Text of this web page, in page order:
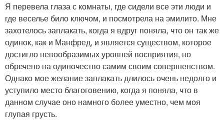
Я перевела глаза с комнаты, где сидели все эти люди и
где веселье било ключом, и посмотрела на эмилито. Мне
захотелось заплакать, когда я вдруг поняла, что он так же
одинок, как и Манфред, и является существом, которое
достигло невообразимых уровней восприятия, но
обречено на одиночество самим своим совершенством.
Однако мое желание заплакать длилось очень недолго и
уступило место благоговению, когда я поняла, что в
данном случае оно намного более уместно, чем моя
глупая грусть.